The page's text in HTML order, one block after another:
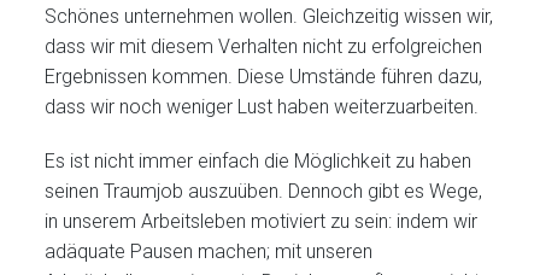
Schönes unternehmen wollen. Gleichzeitig wissen wir,
dass wir mit diesem Verhalten nicht zu erfolgreichen
Ergebnissen kommen. Diese Umstände führen dazu,
dass wir noch weniger Lust haben weiterzuarbeiten.
Es ist nicht immer einfach die Möglichkeit zu haben
seinen Traumjob auszuüben. Dennoch gibt es Wege,
in unserem Arbeitsleben motiviert zu sein: indem wir
adäquate Pausen machen; mit unseren